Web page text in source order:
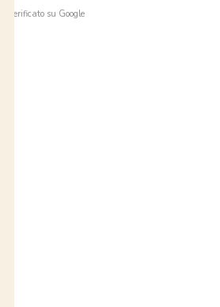
⭐ Verificato su Google